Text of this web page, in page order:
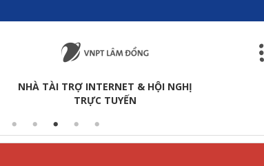
Hội nghị VNIX-NOG 2017
Hội nghị VNIX-NOG 2016
NHÀ TÀI TRỢ INTERNET & HỘI NGHỊ
TRỰC TUYẾN